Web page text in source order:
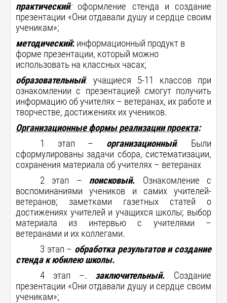
практический:оформление стенда и создание
презентации «Они отдавали душу и сердце своим
ученикам»;
методический: информационный продукт в
форме презентации, который можно
использовать на классных часах;
образовательный: учащиеся 5-11 классов при
ознакомлении с презентацией смогут получить
информацию об учителях – ветеранах, их работе и
творчестве, достижениях их учеников.
Организационные формы реализации проекта:
1 этап – организационный. Были
сформулированы задачи сбора, систематизации,
сохранения материала об учителях – ветеранах
2 этап – поисковый. Ознакомление с
воспоминаниями учеников и самих учителей-
ветеранов; заметками газетных статей о
достижениях учителей и учащихся школы; выбор
материала из интервью с учителями –
ветеранами и их коллегами.
3 этап – обработка результатов и создание
стенда к юбилею школы.
4 этап –. заключительный. Создание
презентации «Они отдавали душу и сердце своим
ученикам»;